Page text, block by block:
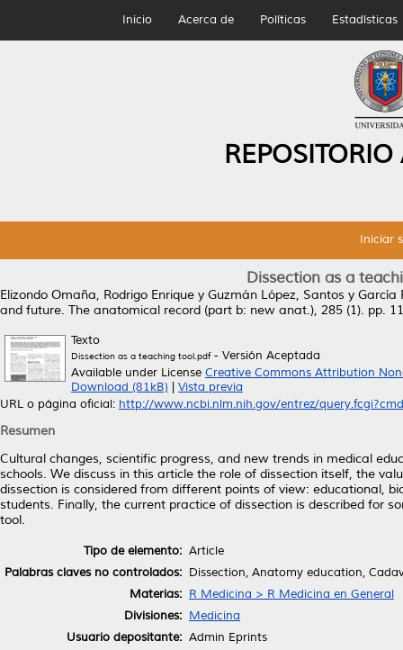
Inicio Acerca de Políticas Estadísticas
Iniciar
Dissection as a
Elizondo Omaña, Rodrigo Enrique y Guzmán López, Santos y García
and future. The anatomical record (part b: new anat.), 285 (1). pp.
Texto
Dissection as a teaching tool.pdf- Versión Aceptada
Available under License Creative Commons Attribution
Download (81kB)
Vista previa
URL o página oficial: http://www.ncbi.nlm.nih.gov/entrez/
Resumen
Cultural changes, scientific progress, and new trends in medical
schools. We discuss in this article the role of dissection itself, the
dissection is considered from different points of view: educational,
students. Finally, the current practice of dissection is described for
tool.
Tipo de elemento: Article
Palabras claves no controlados: Dissection, Anatomy education,
Materias: R Medicina > R Medicina en General
Divisiones: Medicina
Usuario depositante: Admin Eprints